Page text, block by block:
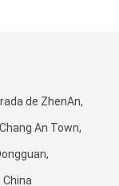
de ZhenAn,
An Town,
China